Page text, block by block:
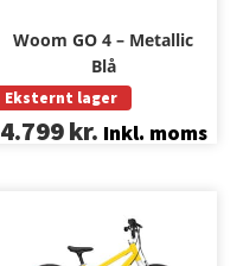
Woom GO 4 – Metallic
Blå
Eksternt lager
4.799kr. Inkl. moms